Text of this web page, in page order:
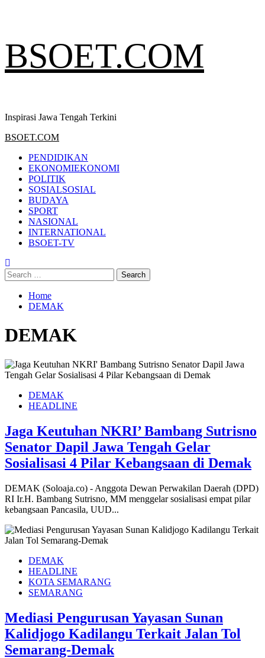
content
BSOET.COM
Inspirasi Jawa Tengah Terkini
Primary
BSOET.COM
PENDIDIKAN
EKONOMIEKONOMI
POLITIK
SOSIALSOSIAL
BUDAYA
SPORT
NASIONAL
INTERNATIONAL
BSOET-TV
Search
for:
Home
DEMAK
DEMAK
DEMAK
HEADLINE
Jaga Keutuhan NKRI’ Bambang Sutrisno
Senator Dapil Jawa Tengah Gelar
Sosialisasi 4 Pilar Kebangsaan di Demak
DEMAK (Soloaja.co) - Anggota Dewan Perwakilan Daerah (DPD)
RI Ir.H. Bambang Sutrisno, MM menggelar sosialisasi empat pilar
kebangsaan Pancasila, UUD...
DEMAK
HEADLINE
KOTA SEMARANG
SEMARANG
Mediasi Pengurusan Yayasan Sunan
Kalidjogo Kadilangu Terkait Jalan Tol
Semarang-Demak